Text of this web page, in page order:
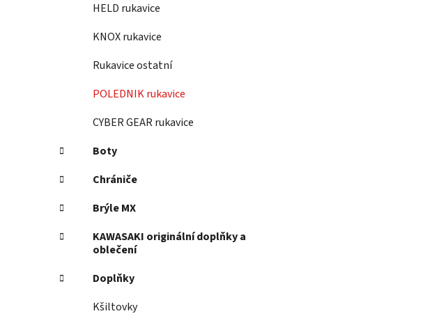
HELD rukavice
KNOX rukavice
Rukavice ostatní
POLEDNIK rukavice
CYBER GEAR rukavice
Boty
Chrániče
Brýle MX
KAWASAKI originální doplňky a
oblečení
Doplňky
Kšiltovky